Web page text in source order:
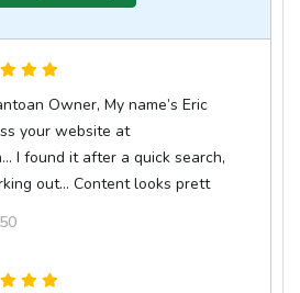
Owner, My name’s Eric
your website at
I found it after a quick search,
out… Content looks prett